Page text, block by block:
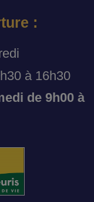
:
à 16h30
de 9h00 à